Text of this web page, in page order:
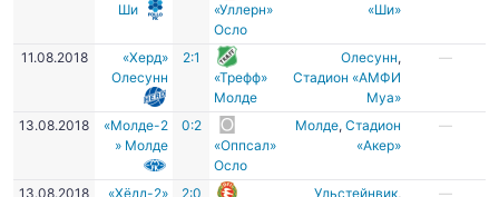
Ши
«Уллерн»
Осло
«Ши»
11.08.2018
«Херд»
Олесунн
2:1
«Трефф»
Молде
Олесунн,
Стадион «АМФИ
Муа»
—
13.08.2018
«Молде-2
» Молде
0:2
«Оппсал»
Осло
Молде,Стадион
«Акер»
—
13.08.2018
«Хёдд-2»
2:0
Ульстейнвик,
—